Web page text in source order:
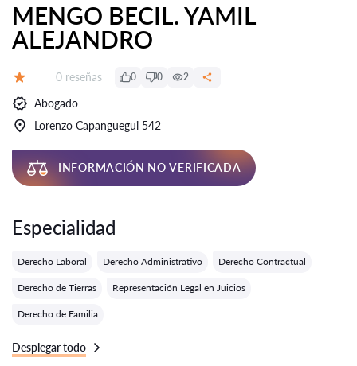
MENGO BECIL. YAMIL
ALEJANDRO
Número de reseñas:
0 reseñas 0 0 2
Abogado
Lorenzo Capanguegui 542
INFORMACIÓN NO VERIFICADA
Especialidad
Derecho Laboral Derecho Administrativo Derecho Contractual
Derecho de Tierras Representación Legal en Juicios
Derecho de Familia
Desplegar todo